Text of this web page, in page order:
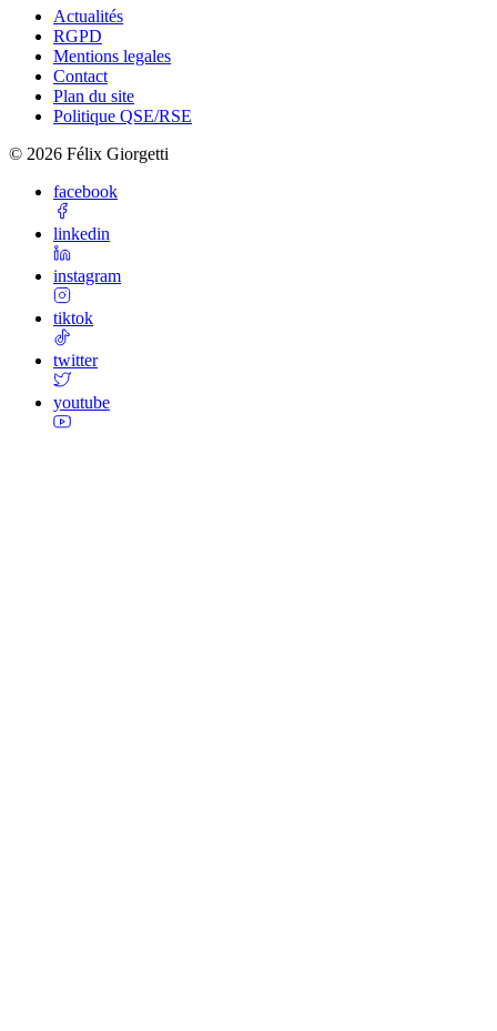
Actualités
RGPD
Mentions legales
Contact
Plan du site
Politique QSE/RSE
© 2026 Félix Giorgetti
facebook
linkedin
instagram
tiktok
twitter
youtube